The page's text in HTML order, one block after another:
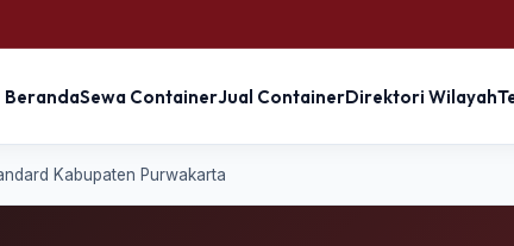
BerandaSewa ContainerJual ContainerDirektori Wilayah
Kabupaten Purwakarta